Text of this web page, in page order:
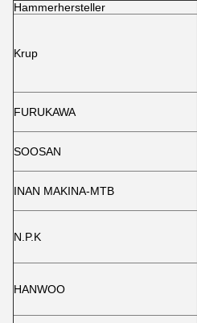
Hammerhersteller
Krup
FURUKAWA
SOOSAN
INAN MAKINA-MTB
N.P.K
HANWOO